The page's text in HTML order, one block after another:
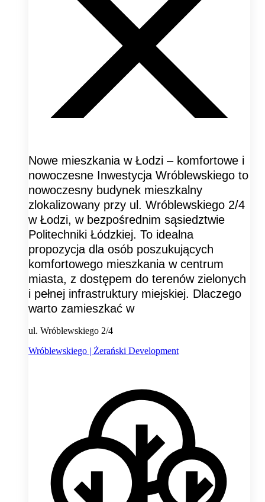
Nowe mieszkania w Łodzi – komfortowe i
nowoczesne Inwestycja Wróblewskiego to
nowoczesny budynek mieszkalny
zlokalizowany przy ul. Wróblewskiego 2/4
w Łodzi, w bezpośrednim sąsiedztwie
Politechniki Łódzkiej. To idealna
propozycja dla osób poszukujących
komfortowego mieszkania w centrum
miasta, z dostępem do terenów zielonych
i pełnej infrastruktury miejskiej. Dlaczego
warto zamieszkać w
ul. Wróblewskiego 2/4
Wróblewskiego | Żerański Development